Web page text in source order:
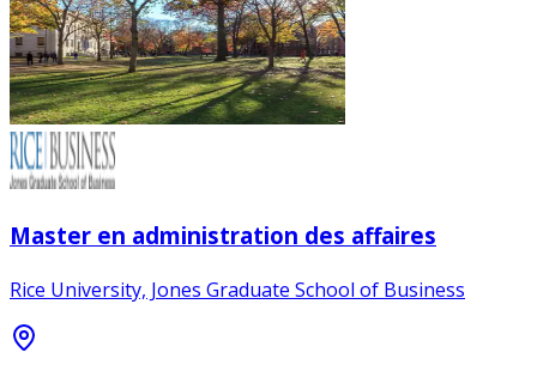
Master en administration des affaires
Rice University, Jones Graduate School of Business